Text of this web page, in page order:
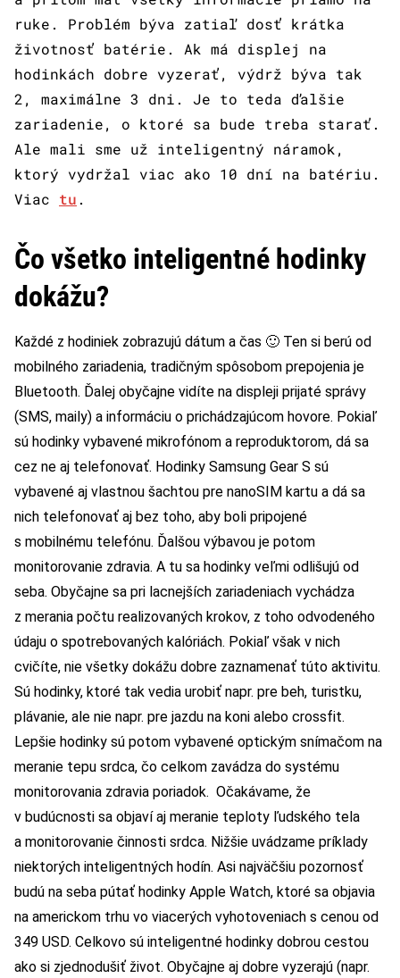
ruke. Problém býva zatiaľ dosť krátka
životnosť batérie. Ak má displej na
hodinkách dobre vyzerať, výdrž býva tak
2, maximálne 3 dni. Je to teda ďalšie
zariadenie, o ktoré sa bude treba starať.
Ale mali sme už inteligentný náramok,
ktorý vydržal viac ako 10 dní na batériu.
Viac tu .
Čo všetko inteligentné hodinky
dokážu?
Každé z hodiniek zobrazujú dátum a čas 🙂 Ten si berú od
mobilného zariadenia, tradičným spôsobom prepojenia je
Bluetooth. Ďalej obyčajne vidíte na displeji prijaté správy
(SMS, maily) a informáciu o prichádzajúcom hovore. Pokiaľ
sú hodinky vybavené mikrofónom a reproduktorom, dá sa
cez ne aj telefonovať. Hodinky Samsung Gear S sú
vybavené aj vlastnou šachtou pre nanoSIM kartu a dá sa
nich telefonovať aj bez toho, aby boli pripojené
s mobilnému telefónu. Ďalšou výbavou je potom
monitorovanie zdravia. A tu sa hodinky veľmi odlišujú od
seba. Obyčajne sa pri lacnejších zariadeniach vychádza
z merania počtu realizovaných krokov, z toho odvodeného
údaju o spotrebovaných kalóriách. Pokiaľ však v nich
cvičíte, nie všetky dokážu dobre zaznamenať túto aktivitu.
Sú hodinky, ktoré tak vedia urobiť napr. pre beh, turistku,
plávanie, ale nie napr. pre jazdu na koni alebo crossfit.
Lepšie hodinky sú potom vybavené optickým snímačom na
meranie tepu srdca, čo celkom zavádza do systému
monitorovania zdravia poriadok. Očakávame, že
v budúcnosti sa objaví aj meranie teploty ľudského tela
a monitorovanie činnosti srdca. Nižšie uvádzame príklady
niektorých inteligentných hodín. Asi najväčšiu pozornosť
budú na seba pútať hodinky Apple Watch, ktoré sa objavia
na americkom trhu vo viacerých vyhotoveniach s cenou od
349 USD. Celkovo sú inteligentné hodinky dobrou cestou
ako si zjednodušiť život. Obyčajne aj dobre vyzerajú (napr.